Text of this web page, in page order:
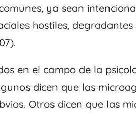
ya sean
hostiles,
en el campo de la
dicen que las
Otros dicen que las